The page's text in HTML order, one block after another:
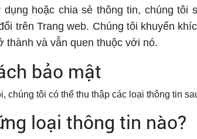
hoặc chia sẻ thông tin, chúng tôi
trên Trang web. Chúng tôi khuyến
thành và vẫn quen thuộc với nó.
bảo mật
chúng tôi có thể thu thập các loại thông tin
loại thông tin nào?